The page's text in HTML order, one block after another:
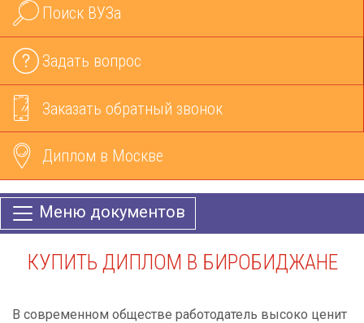
Поиск ВУЗа
Задать вопрос
Заказать обратный звонок
Диплом в Москве
Меню документов
КУПИТЬ ДИПЛОМ В БИРОБИДЖАНЕ
В современном обществе работодатель высоко ценит